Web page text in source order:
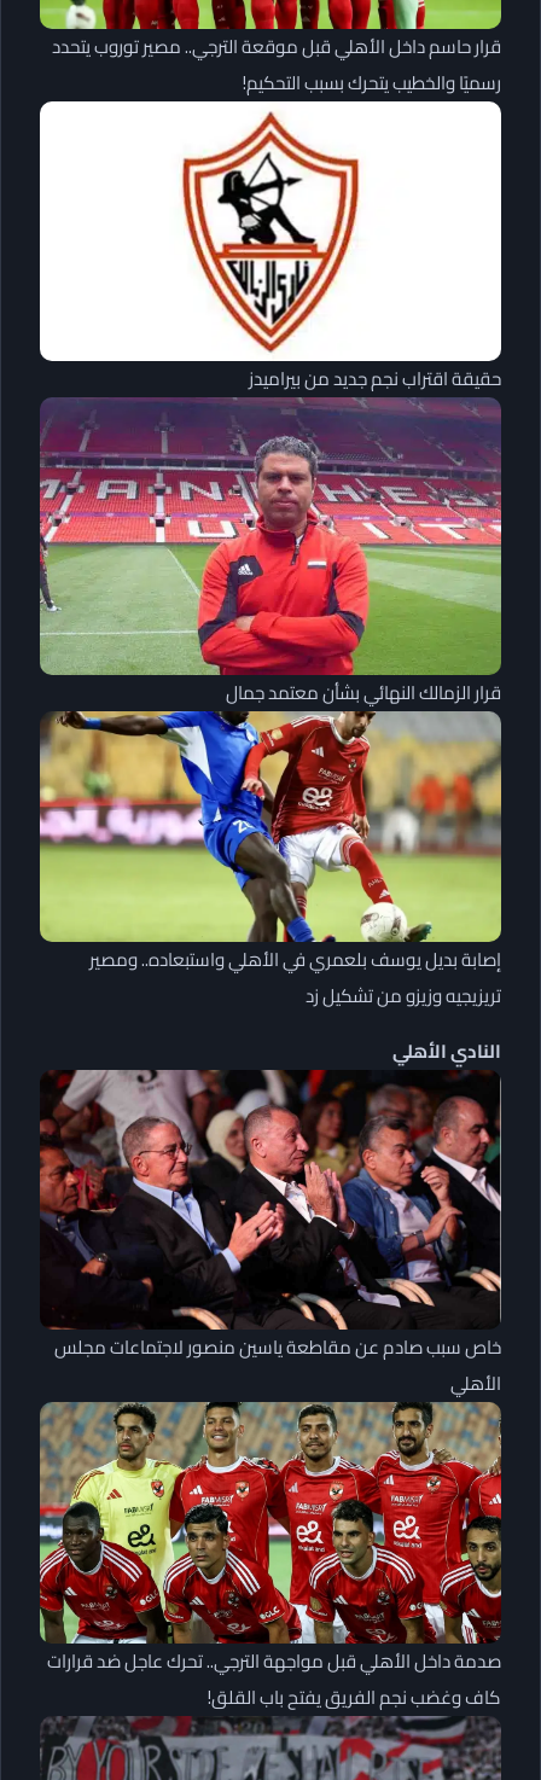
قرار حاسم داخل الأهلي قبل موقعة الترجي.. مصير توروب يتحدد
رسميًا والخطيب يتحرك بسبب التحكيم!
حقيقة اقتراب نجم جديد من بيراميدز
قرار الزمالك النهائي بشأن معتمد جمال
إصابة بديل يوسف بلعمري في الأهلي واستبعاده.. ومصير
تريزيجيه وزيزو من تشكيل زد
النادي الأهلي
خاص سبب صادم عن مقاطعة ياسين منصور لاجتماعات مجلس
الأهلي
صدمة داخل الأهلي قبل مواجهة الترجي.. تحرك عاجل ضد قرارات
كاف وغضب نجم الفريق يفتح باب القلق!